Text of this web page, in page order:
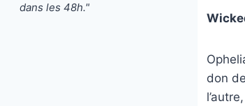
don
dans les 48h."